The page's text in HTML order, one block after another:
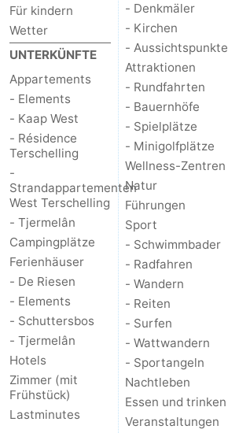
Riesen
Elements
-
Tjermelân
Hotels
Zimmer
(mit
Frühstück)
Lastminutes
Strand
Sehen
&
tun
-
Museen
Denkmäler
Kirchen
-
Aussichtspunkte
Attraktionen
Für kindern
Wetter
UNTERKÜNFTE
Appartements
- Elements
- Kaap West
- Résidence
Terschelling
-
Strandappartementen
West Terschelling
- Tjermelân
Campingplätze
Ferienhäuser
- De Riesen
- Elements
- Schuttersbos
- Tjermelân
Hotels
Zimmer (mit
Frühstück)
Lastminutes
- Denkmäler
- Kirchen
- Aussichtspunkte
Attraktionen
- Rundfahrten
- Bauernhöfe
- Spielplätze
- Minigolfplätze
Wellness-Zentren
Natur
Führungen
Sport
- Schwimmbader
- Radfahren
- Wandern
- Reiten
- Surfen
- Wattwandern
- Sportangeln
Nachtleben
Essen und trinken
Veranstaltungen